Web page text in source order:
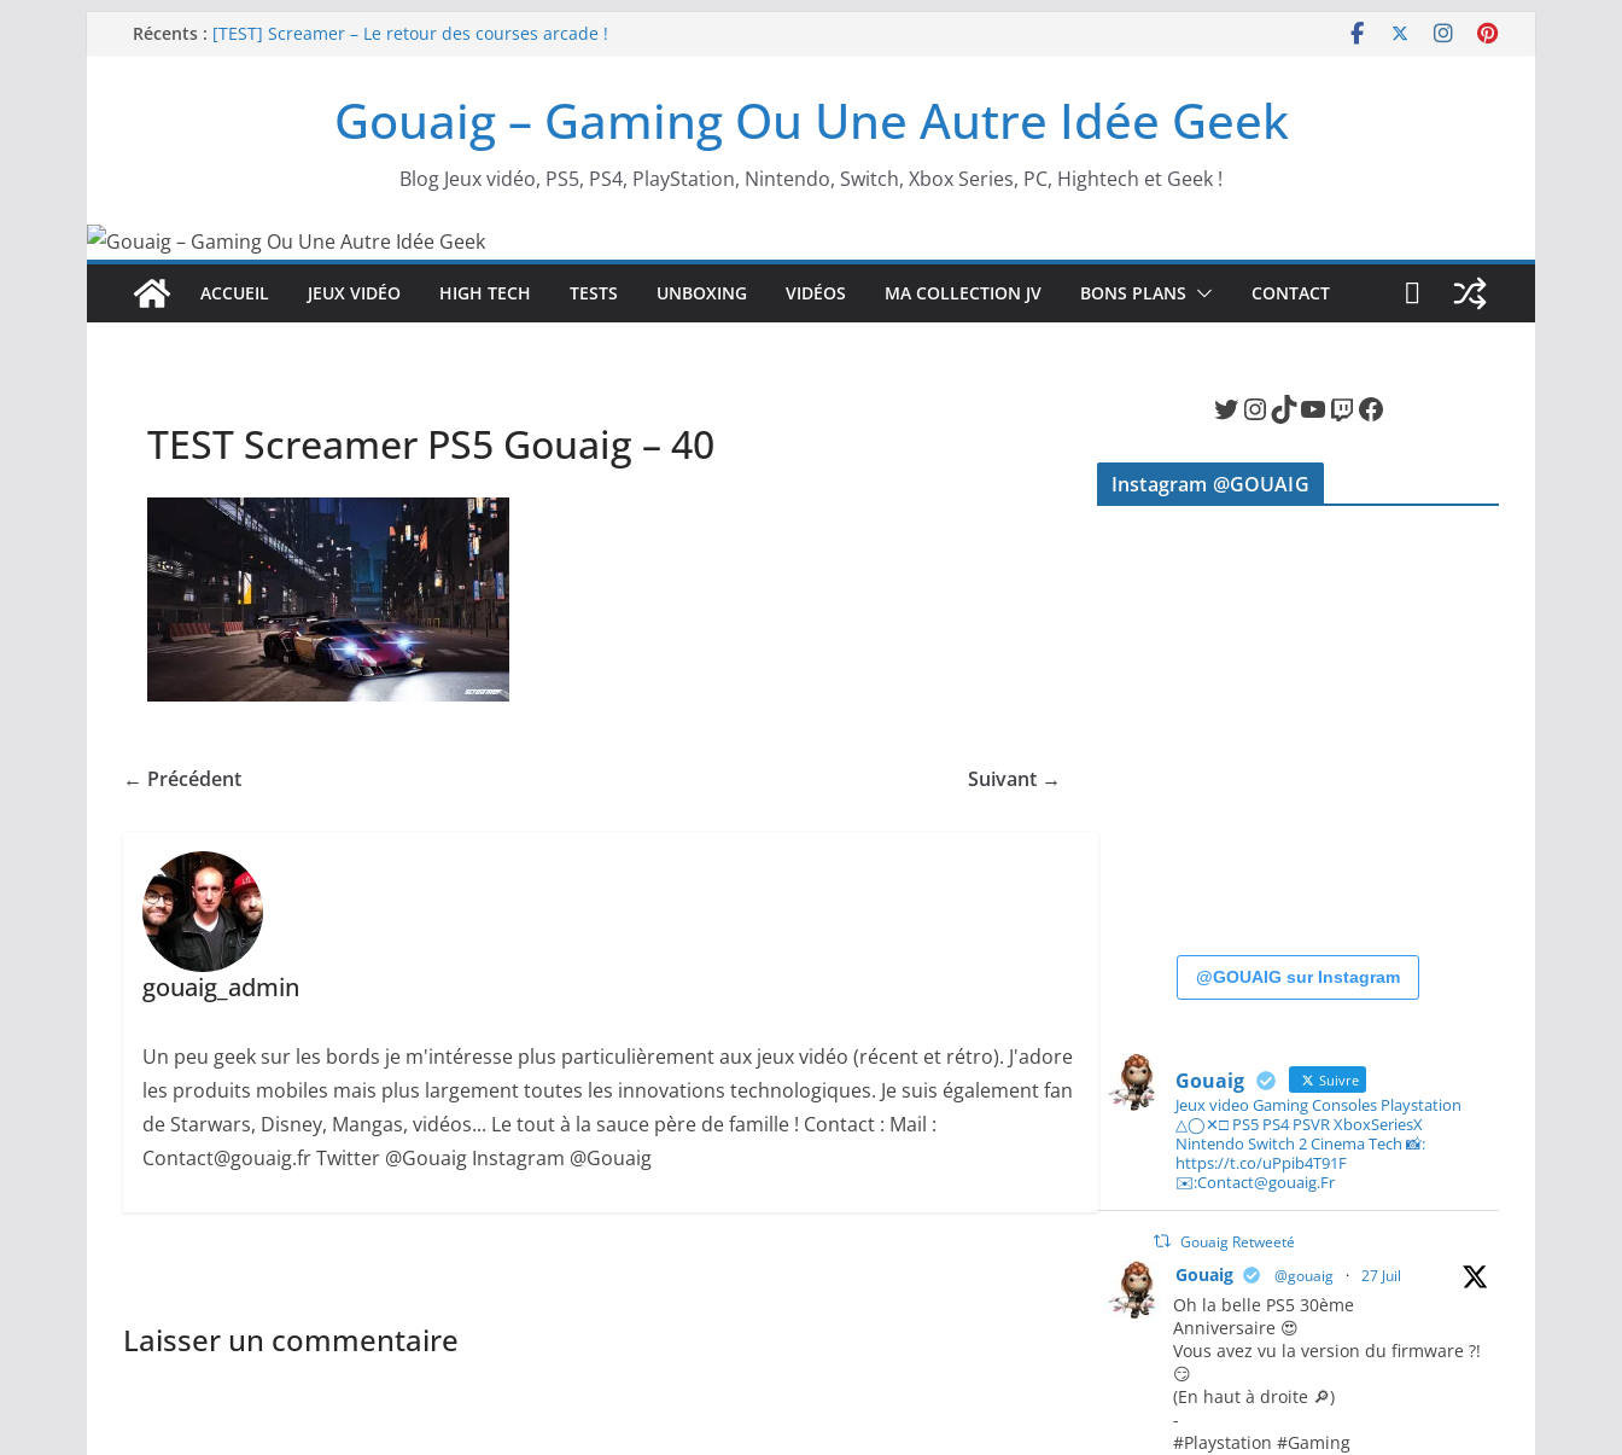
PasserRécents : [TEST] Screamer – Le retour des courses arcade !
SNK NEOGEO AES+ : un succès dingue !
NEOGEO AES+ : La légende de l’arcade est de retour !
Gouaig – Gaming Ou Une Autre Idée Geek
Blog Jeux vidéo, PS5, PS4, PlayStation, Nintendo, Switch, Xbox Series, PC, Hightech et Geek !
ACCUEIL JEUX VIDÉO HIGH TECH TESTS UNBOXING VIDÉOS MA COLLECTION JV BONS PLANS CONTACT
TEST Screamer PS5 Gouaig – 40
← Précédent Suivant →
gouaig_admin
Un peu geek sur les bords je m'intéresse plus particulièrement aux jeux vidéo (récent et rétro). J'adore
les produits mobiles mais plus largement toutes les innovations technologiques. Je suis également fan
de Starwars, Disney, Mangas, vidéos... Le tout à la sauce père de famille ! Contact : Mail :
Contact@gouaig.fr Twitter @Gouaig Instagram @Gouaig
Laisser un commentaire
Twitter InstagramTikTok YouTube Twitch Facebook
Instagram @GOUAIG
@GOUAIG sur Instagram
Gouaig Suivre
Jeux video Gaming Consoles Playstation
△◯✕□ PS5 PS4 PSVR XboxSeriesX
Nintendo Switch 2 Cinema Tech 📸:
https://t.co/uPpib4T91F
✉️:Contact@gouaig.Fr
Gouaig Retweeté
Gouaig @gouaig · 27 Juil
Oh la belle PS5 30ème
Anniversaire 😍
Vous avez vu la version du firmware ?!
😏
(En haut à droite 🔎)
-
#Playstation #Gaming